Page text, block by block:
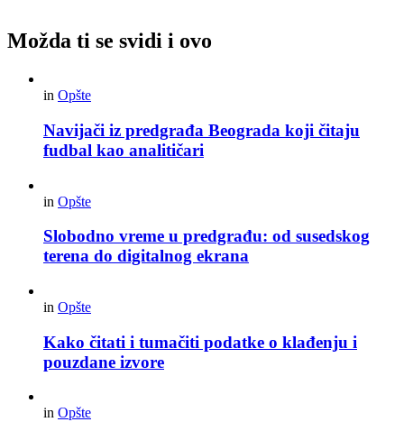
Možda ti se svidi i ovo
in Opšte
Navijači iz predgrađa Beograda koji čitaju
fudbal kao analitičari
in Opšte
Slobodno vreme u predgrađu: od susedskog
terena do digitalnog ekrana
in Opšte
Kako čitati i tumačiti podatke o klađenju i
pouzdane izvore
in Opšte